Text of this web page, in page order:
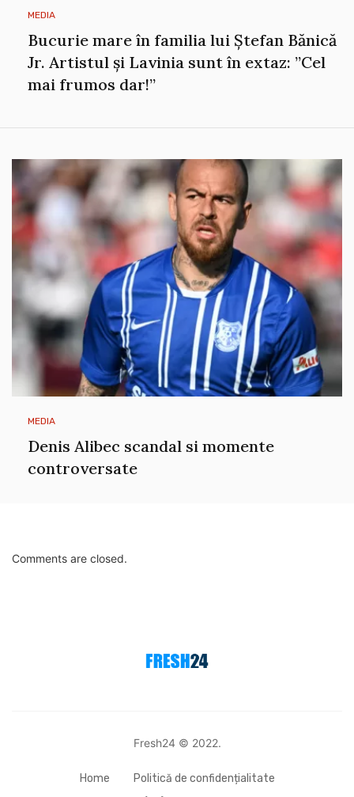
MEDIA
Bucurie mare în familia lui Ștefan Bănică
Jr. Artistul și Lavinia sunt în extaz: ”Cel
mai frumos dar!”
MEDIA
Denis Alibec scandal si momente
controversate
Comments are closed.
Fresh24 © 2022.
Home
Politică de confidențialitate